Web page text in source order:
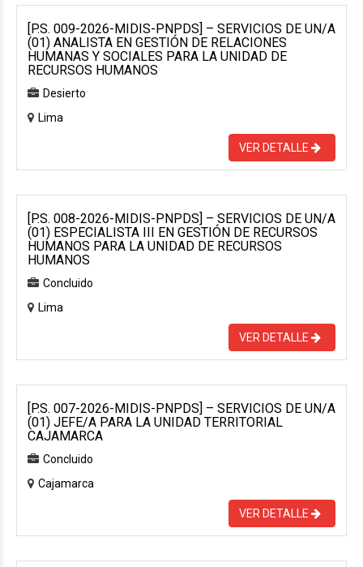
[P.S. 009-2026-MIDIS-PNPDS] – SERVICIOS DE UN/A
(01) ANALISTA EN GESTIÓN DE RELACIONES
HUMANAS Y SOCIALES PARA LA UNIDAD DE
RECURSOS HUMANOS
Desierto
Lima
VER DETALLE
[P.S. 008-2026-MIDIS-PNPDS] – SERVICIOS DE UN/A
(01) ESPECIALISTA III EN GESTIÓN DE RECURSOS
HUMANOS PARA LA UNIDAD DE RECURSOS
HUMANOS
Concluido
Lima
VER DETALLE
[P.S. 007-2026-MIDIS-PNPDS] – SERVICIOS DE UN/A
(01) JEFE/A PARA LA UNIDAD TERRITORIAL
CAJAMARCA
Concluido
Cajamarca
VER DETALLE